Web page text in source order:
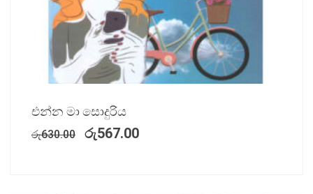
එන්න මා සොදුරිය
රු630.00 රු567.00